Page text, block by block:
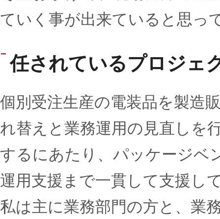
ていく事が出来ていると思っ
任されているプロジェ
個別受注生産の電装品を製造
れ替えと業務運用の見直しを
するにあたり、パッケージベ
運用支援まで一貫して支援し
私は主に業務部門の方と、業